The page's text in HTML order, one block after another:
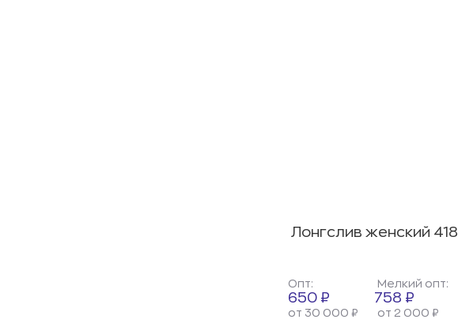
Лонгслив женский 418
Опт: Мелкий опт:
650 ₽ 758 ₽
от 30 000 ₽ от 2 000 ₽